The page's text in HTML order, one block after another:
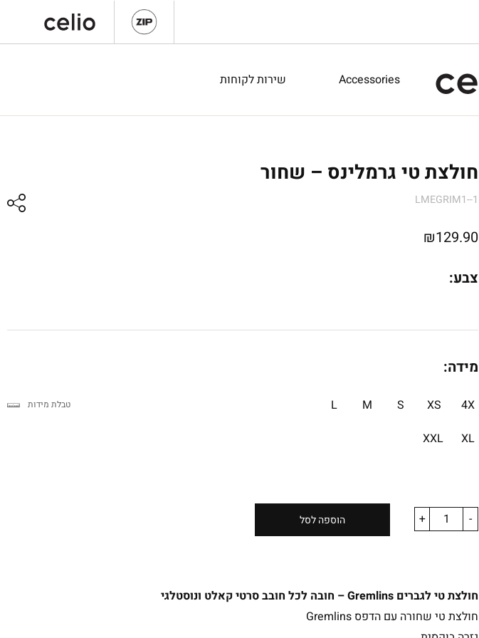
Accessories שירות לקוחות
חולצת טי גרמלינס – שחור
LMEGRIM1--1
₪129.90
צבע:
מידה:
4X
XS
S
M
L
XL
XXL
טבלת מידות
-
+ הוספה לסל
חולצת טי לגברים Gremlins – חובה לכל חובב סרטי קאלט ונוסטלגי
חולצת טי שחורה עם הדפס Gremlins